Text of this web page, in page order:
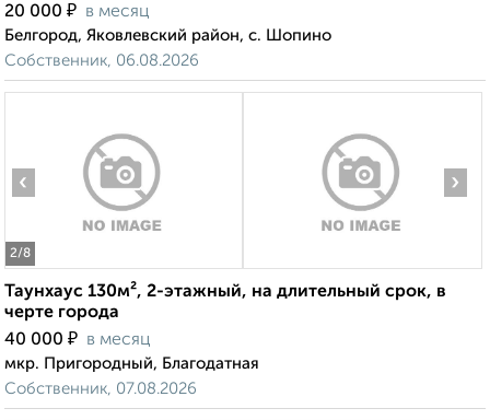
20 000 ₽ в месяц
Белгород, Яковлевский район, с. Шопино
Собственник, 06.08.2026
2/8
‹ ›
Таунхаус 130м², 2-этажный, на длительный срок, в
черте города
40 000 ₽ в месяц
мкр. Пригородный, Благодатная
Собственник, 07.08.2026